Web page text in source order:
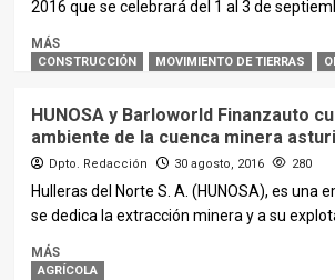
2016 que se celebrará del 1 al 3 de
MÁS
CONSTRUCCIÓN MOVIMIENTO DE TIERRAS
HUNOSA y Barloworld Finanzauto
ambiente de la cuenca minera
Dpto. Redacción 30 agosto, 2016 280
Hulleras del Norte S. A. (HUNOSA), es una
se dedica la extracción minera y a su
MÁS
AGRÍCOLA